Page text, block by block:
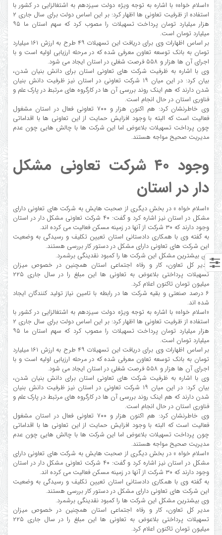
«اسلام خواه» با اشاره به توجه ویژه دولت سیزدهم به اشتغالزایی در کشور با
استفاده از ظرفیت تعاونی ها اظهار کرد: بر این اساس دولت برای سال جاری ۲
هزار میلیارد تومان پرداخت تسهیلات را مصوب کرد که سهم استان ما ۹۵
میلیارد تومان است.
بر اساس اظهارات وی برای دریافت این تسهیلات ۴۹ طرح به ارزش ۱۶۱ میلیارد
تومان به بانک توسعه تعاون معرفی شده که در مرحله ارزیابی اولیه است و با
اجرای آن ها هزار و ۵۵۸ فرصت شغلی در استان ایجاد می شود.
وی با اشاره به ظرفیت شرکت های تعاونی استان برای دانش بنیان شدن،
بیان کرد: در این میان ۱۹ شرکت تعاونی در استان نیز ظرفیت دانش بنیان
شدن دارند که هم اینک روند بررسی آن ها در کارگروه های مرتبط در پارک علم و
فناوری استان در حال انجام است.
وی خاطرنشان کرد: هم اکنون هزار و ۷۰۰ تعاونی فعال در استان مشغول
فعالیت است که البته با وجود افزایش حمایت از این تعاونی ها با اقداماتی
چون پرداخت تسهیلات بلاعوض اما این شرکت ها با چالش هایی چون عدم
مدیریت صحیح مواجه هستند.
وجود ۴۰ شرکت تعاونی مشکل
دار در استان
«اسلام خواه » در بخش دیگری از صحبت هایش به شرکت های تعاونی دارای
مشکل در استان نیز اشاره کرد و گفت: ۴۰ شرکت تعاونی مشکل دار در استان
وجود دارند که ۳۰ شرکت از آنها در زمینه مسکن فعالیت می کرده اند.
به گفته وی با همکاری دادستانی استان تعیین تکلیف و رسیدگی به وضعیت
این شرکت های تعاونی دارای مشکل در دستور کار بررسی هستند.
وی بیشترین مشکل این شرکت ها را کمبود نقدینگی برشمرد.
مدیر کل تعاون، کار و رفاه اجتماعی استان همچنین در خصوص میزان
تسهیلات پرداختی بلاعوض به تعاونی ها این مبلغ را در سال جاری ۲۲۵
میلیون تومان تاکنون اعلام کرد.
۶ درصد صنعتی و بقیه شرکت ها در رابطه با تامین نیاز تولید کنندگان ایجاد
شده اند.
«اسلام خواه» با اشاره به توجه ویژه دولت سیزدهم به اشتغالزایی در کشور با
استفاده از ظرفیت تعاونی ها اظهار کرد: بر این اساس دولت برای سال جاری ۲
هزار میلیارد تومان پرداخت تسهیلات را مصوب کرد که سهم استان ما ۹۵
میلیارد تومان است.
بر اساس اظهارات وی برای دریافت این تسهیلات ۴۹ طرح به ارزش ۱۶۱ میلیارد
تومان به بانک توسعه تعاون معرفی شده که در مرحله ارزیابی اولیه است و با
اجرای آن ها هزار و ۵۵۸ فرصت شغلی در استان ایجاد می شود.
وی با اشاره به ظرفیت شرکت های تعاونی استان برای دانش بنیان شدن،
بیان کرد: در این میان ۱۹ شرکت تعاونی در استان نیز ظرفیت دانش بنیان
شدن دارند که هم اینک روند بررسی آن ها در کارگروه های مرتبط در پارک علم و
فناوری استان در حال انجام است.
وی خاطرنشان کرد: هم اکنون هزار و ۷۰۰ تعاونی فعال در استان مشغول
فعالیت است که البته با وجود افزایش حمایت از این تعاونی ها با اقداماتی
چون پرداخت تسهیلات بلاعوض اما این شرکت ها با چالش هایی چون عدم
مدیریت صحیح مواجه هستند.
«اسلام خواه » در بخش دیگری از صحبت هایش به شرکت های تعاونی دارای
مشکل در استان نیز اشاره کرد و گفت: ۴۰ شرکت تعاونی مشکل دار در استان
وجود دارند که ۳۰ شرکت از آنها در زمینه مسکن فعالیت می کرده اند.
به گفته وی با همکاری دادستانی استان تعیین تکلیف و رسیدگی به وضعیت
این شرکت های تعاونی دارای مشکل در دستور کار بررسی هستند.
وی بیشترین مشکل این شرکت ها را کمبود نقدینگی برشمرد.
مدیر کل تعاون، کار و رفاه اجتماعی استان همچنین در خصوص میزان
تسهیلات پرداختی بلاعوض به تعاونی ها این مبلغ را در سال جاری ۲۲۵
میلیون تومان تاکنون اعلام کرد.